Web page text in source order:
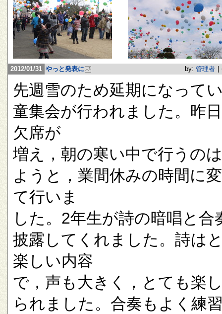
2012/01/31 やっと発表に by: 管理者
先週雪のため延期になって
童集会が行われました。昨
欠席が
増え，朝の寒い中で行うの
ようと，業間休みの時間に
て行いま
した。2年生が詩の暗唱と合
披露してくれました。詩は
楽しい内容
で，声も大きく，とても楽
られました。合奏もよく練